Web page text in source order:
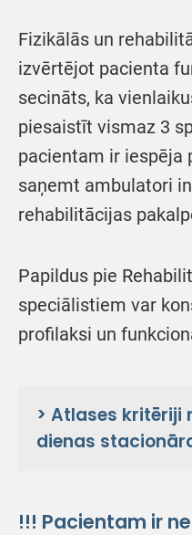
Fizikālās un
izvērtējot pacienta
secināts, ka
piesaistīt vismaz 3
pacientam ir iespēja
saņemt ambulatori
rehabilitācijas
Papildus pie
speciālistiem var
profilaksi un
> Atlases kritēriji
dienas
!!! Pacientam ir